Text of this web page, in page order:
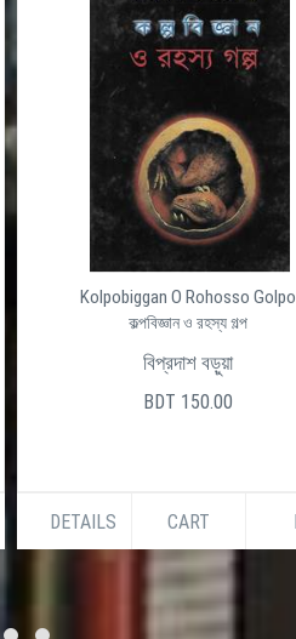
Kolpobiggan O Rohosso Golpo
কল্পবিজ্ঞান ও রহস্য গল্প
বিপ্রদাশ বড়ুয়া
BDT 150.00
DETAILS CART